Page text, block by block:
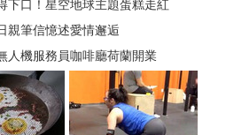
下口！星空地球主題蛋糕走紅
親筆信憶述愛情邂逅
人機服務員咖啡廳荷蘭開業